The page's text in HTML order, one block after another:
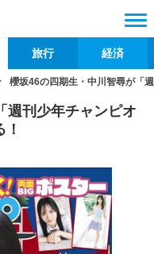
旅行 経済
櫻坂46の四期生・中川智尋が「
週刊少年チャンピオ